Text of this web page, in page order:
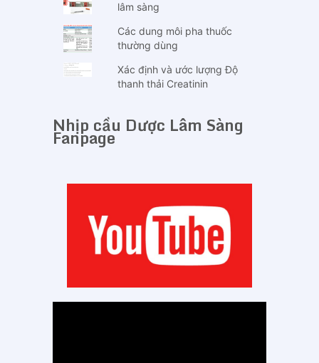
lâm sàng
Các dung môi pha thuốc
thường dùng
Xác định và ước lượng Độ
thanh thải Creatinin
Nhịp cầu Dược Lâm Sàng
Fanpage